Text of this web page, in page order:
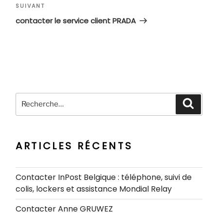
Article
suivant
SUIVANT
contacter le service client PRADA
Recherche
pour
ARTICLES RÉCENTS
Contacter InPost Belgique : téléphone, suivi de
colis, lockers et assistance Mondial Relay
Contacter Anne GRUWEZ